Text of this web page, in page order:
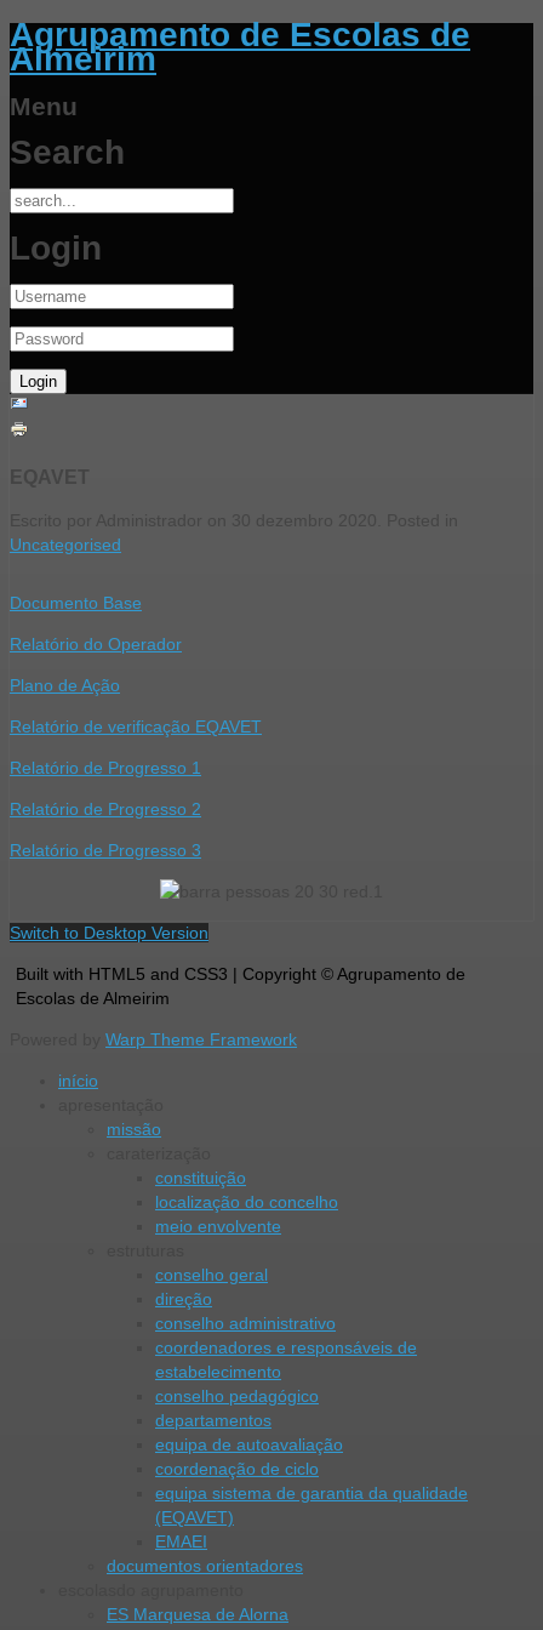
Agrupamento de Escolas de
Almeirim
Menu
Search
Login
EQAVET
Escrito por Administrador on 30 dezembro 2020
. Posted in
Uncategorised
Documento Base
Relatório do Operador
Plano de Ação
Relatório de verificação EQAVET
Relatório de Progresso 1
Relatório de Progresso 2
Relatório de Progresso 3
Switch to Desktop Version
Built with HTML5 and CSS3 | Copyright © Agrupamento de
Escolas de Almeirim
Warp Theme Framework
início
missão
constituição
localização do concelho
meio envolvente
conselho geral
direção
conselho administrativo
coordenadores e responsáveis de
estabelecimento
conselho pedagógico
departamentos
equipa de autoavaliação
coordenação de ciclo
equipa sistema de garantia da qualidade
(EQAVET)
EMAEI
documentos orientadores
ES Marquesa de Alorna